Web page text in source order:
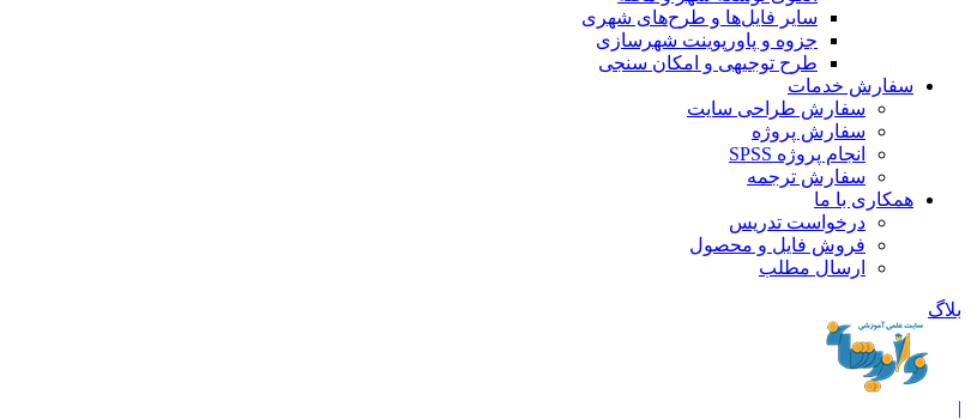
سایر فایل‌ها و طرح‌های شهری
جزوه و پاورپوینت شهرسازی
طرح توجیهی و امکان سنجی
سفارش خدمات
سفارش طراحی سایت
سفارش پروژه
انجام پروژه SPSS
سفارش ترجمه
همکاری با ما
درخواست تدریس
فروش فایل و محصول
ارسال مطلب
بلاگ
|